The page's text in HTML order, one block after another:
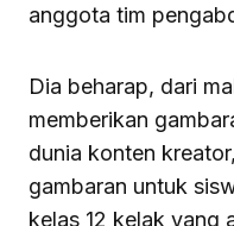
anggota tim
Dia beharap, dari
memberikan
dunia konten
gambaran untuk
kelas 12 kelak yang